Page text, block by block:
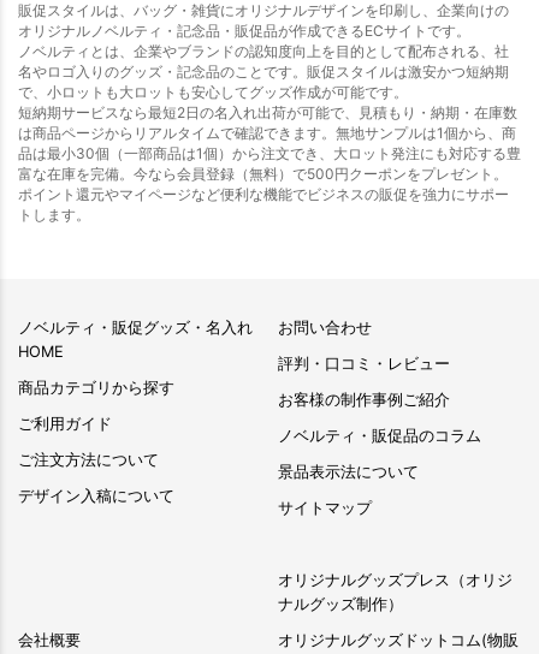
販促スタイルは、バッグ・雑貨にオリジナルデザインを印刷し、企業向けの
オリジナルノベルティ・記念品・販促品が作成できるECサイトです。
ノベルティとは、企業やブランドの認知度向上を目的として配布される、社
名やロゴ入りのグッズ・記念品のことです。販促スタイルは激安かつ短納期
で、小ロットも大ロットも安心してグッズ作成が可能です。
短納期サービスなら最短2日の名入れ出荷が可能で、見積もり・納期・在庫数
は商品ページからリアルタイムで確認できます。無地サンプルは1個から、商
品は最小30個（一部商品は1個）から注文でき、大ロット発注にも対応する豊
富な在庫を完備。今なら会員登録（無料）で500円クーポンをプレゼント。
ポイント還元やマイページなど便利な機能でビジネスの販促を強力にサポー
トします。
ノベルティ・販促グッズ・名入れ
HOME
商品カテゴリから探す
ご利用ガイド
ご注文方法について
デザイン入稿について
会社概要
お問い合わせ
評判・口コミ・レビュー
お客様の制作事例ご紹介
ノベルティ・販促品のコラム
景品表示法について
サイトマップ
オリジナルグッズプレス（オリジ
ナルグッズ制作）
オリジナルグッズドットコム(物販